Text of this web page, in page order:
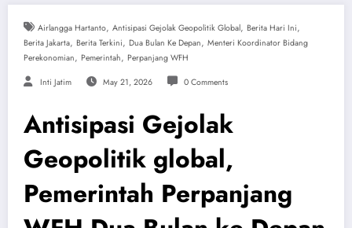
Airlangga Hartanto, Antisipasi Gejolak Geopolitik Global, Berita Hari Ini,
Berita Jakarta, Berita Terkini, Dua Bulan Ke Depan, Menteri Koordinator Bidang
Perekonomian, Pemerintah, Perpanjang WFH
Inti Jatim May 21, 2026 0 Comments
Antisipasi Gejolak
Geopolitik global,
Pemerintah Perpanjang